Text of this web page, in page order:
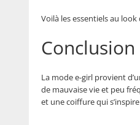
Voilà les essentiels au
Conclusion
La mode e-girl provient
de mauvaise vie et peu
et une coiffure qui